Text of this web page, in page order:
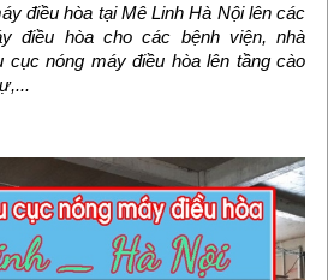
điều hòa tại Mê Linh Hà Nội lên các
điều hòa cho các bệnh viện, nhà
nóng máy điều hòa lên tầng cào